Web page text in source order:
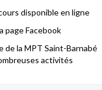
disponible en ligne
page Facebook
de la MPT Saint-Barnabé
activités